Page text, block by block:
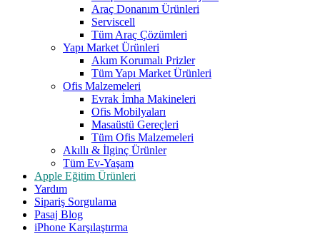
Araç Donanım Ürünleri
Serviscell
Tüm Araç Çözümleri
Yapı Market Ürünleri
Akım Korumalı Prizler
Tüm Yapı Market Ürünleri
Ofis Malzemeleri
Evrak İmha Makineleri
Ofis Mobilyaları
Masaüstü Gereçleri
Tüm Ofis Malzemeleri
Akıllı & İlginç Ürünler
Tüm Ev-Yaşam
Apple Eğitim Ürünleri
Yardım
Sipariş Sorgulama
Pasaj Blog
iPhone Karşılaştırma